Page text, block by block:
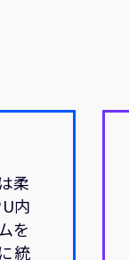
柔
内
を
統